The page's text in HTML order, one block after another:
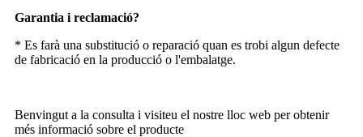
Garantia i reclamació?
* Es farà una substitució o reparació quan es trobi algun defecte
de fabricació en la producció o l'embalatge.
Benvingut a la consulta i visiteu el nostre lloc web per obtenir
més informació sobre el producte